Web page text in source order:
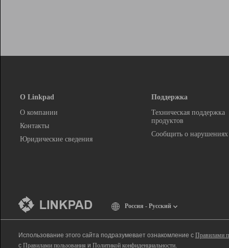
О Linkpad
О компании
Контакты
Юридические сведения
Поддержка
Техническая поддержка
продуктов
Сообщить о нарушениях
Россия - Русский
Использование этого сайта подразумевает ознакомление с Правилами
с Правилами пользования и Политикой конфиденциальности.